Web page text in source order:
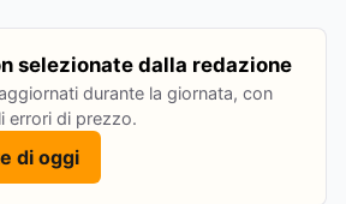
selezionate dalla redazione
durante la giornata, con
errori di prezzo.
di oggi